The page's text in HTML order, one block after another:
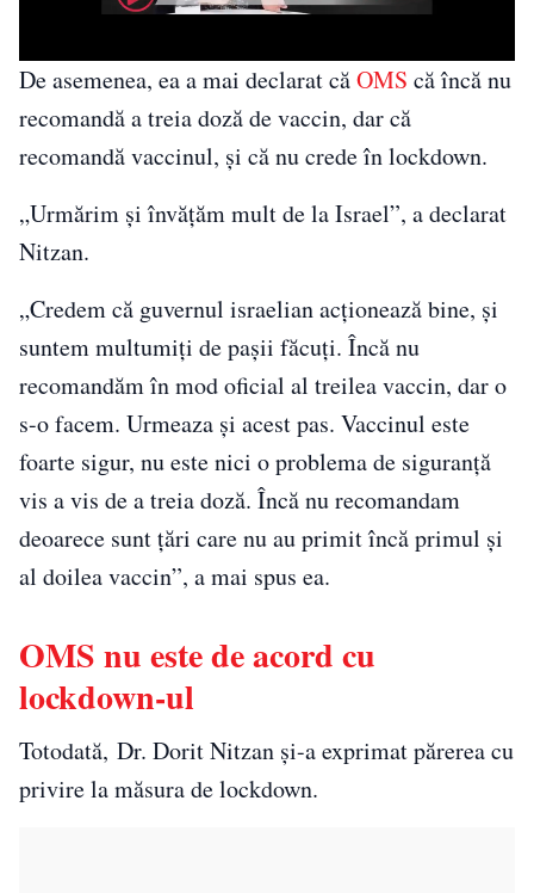
De asemenea, ea a mai declarat căOMS că încă nu
recomandă a treia doză de vaccin, dar că
recomandă vaccinul, și că nu crede în lockdown.
„Urmărim și învățăm mult de la Israel”, a declarat
Nitzan.
„Credem că guvernul israelian acționează bine, și
suntem multumiți de pașii făcuți. Încă nu
recomandăm în mod oficial al treilea vaccin, dar o
s-o facem. Urmeaza și acest pas. Vaccinul este
foarte sigur, nu este nici o problema de siguranță
vis a vis de a treia doză. Încă nu recomandam
deoarece sunt țări care nu au primit încă primul și
al doilea vaccin”, a mai spus ea.
OMS nu este de acord cu
lockdown-ul
Totodată, Dr. Dorit Nitzan și-a exprimat părerea cu
privire la măsura de lockdown.